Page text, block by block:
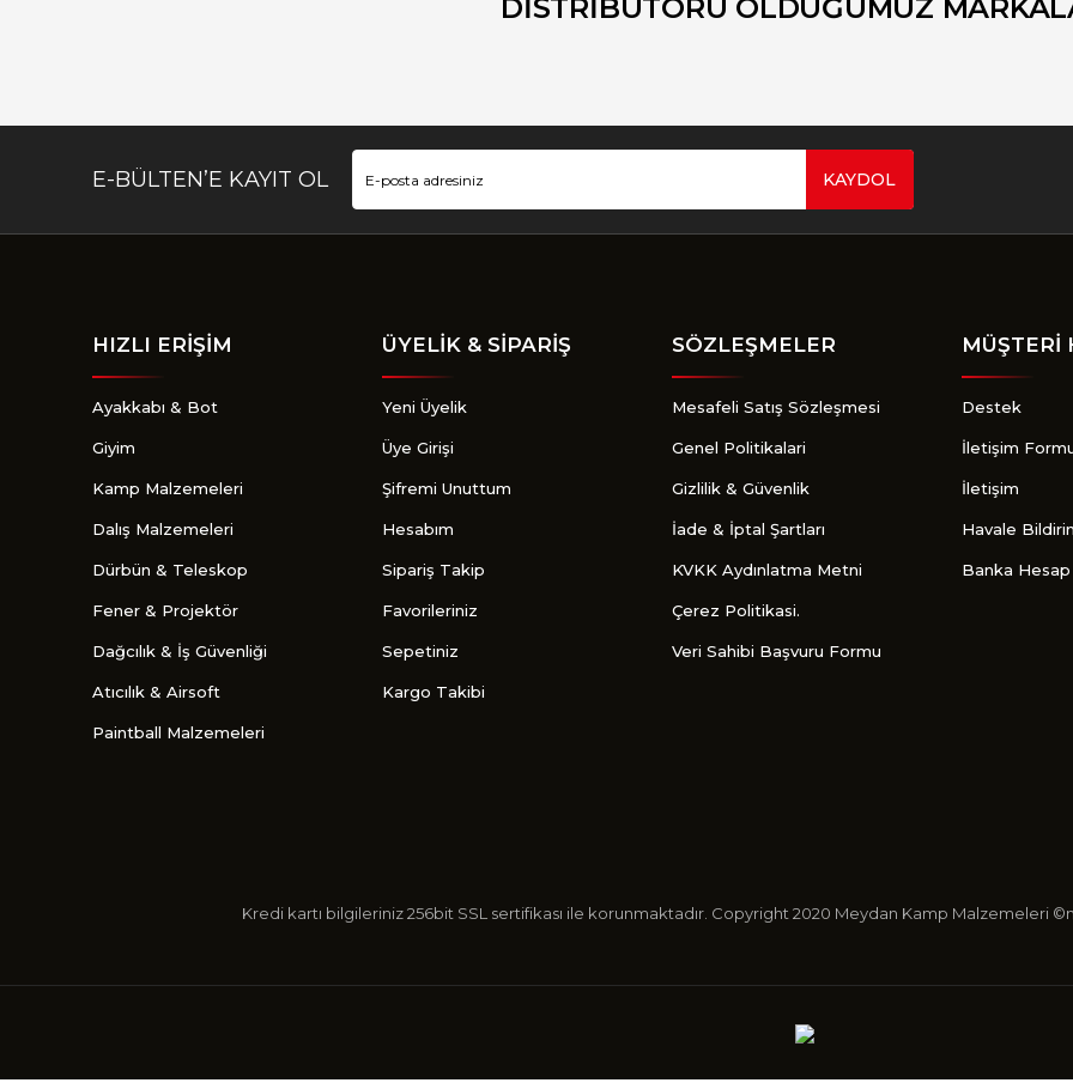
DİSTRİBUTÖRÜ OLDUĞUMUZ
E-BÜLTEN’E KAYIT OL KAYDOL
HIZLI ERİŞİM
Ayakkabı & Bot
Giyim
Kamp Malzemeleri
Dalış Malzemeleri
Dürbün & Teleskop
Fener & Projektör
Dağcılık & İş Güvenliği
Atıcılık & Airsoft
Paintball Malzemeleri
ÜYELİK & SİPARİŞ
Yeni Üyelik
Üye Girişi
Şifremi Unuttum
Hesabım
Sipariş Takip
Favorileriniz
Sepetiniz
Kargo Takibi
SÖZLEŞMELER
Mesafeli Satış Sözleşmesi
Genel Politikalari
Gizlilik & Güvenlik
İade & İptal Şartları
KVKK Aydınlatma Metni
Çerez Politikasi.
Veri Sahibi Başvuru Formu
MÜŞTERİ
Destek
İletişim
İletişim
Havale
Banka Hesap
Kredi kartı bilgileriniz 256bit SSL sertifikası ile korunmaktadır. Copyright 2020 Meydan Kamp Malzemeleri